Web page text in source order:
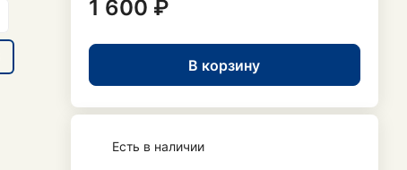
1 600 ₽
В корзину
Есть в наличии